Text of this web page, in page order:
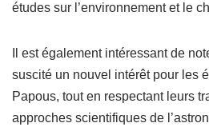
études sur l’environnement et le
Il est également intéressant de
suscité un nouvel intérêt pour les
Papous, tout en respectant leurs
approches scientifiques de